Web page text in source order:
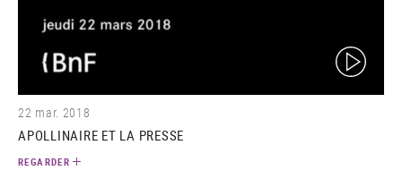
(video)
22 mar. 2018
APOLLINAIRE ET LA PRESSE
REGARDER